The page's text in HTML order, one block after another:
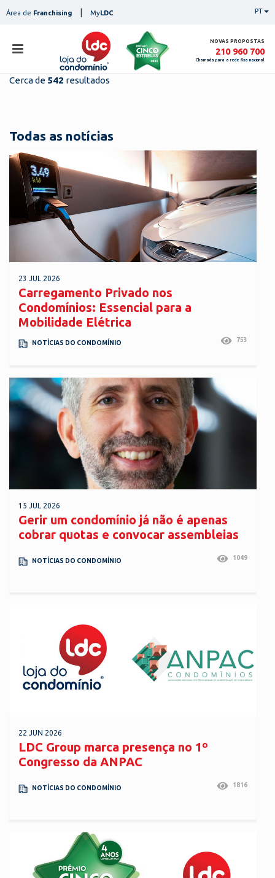
toÁrea de Franchising MyLDC PT
NOVAS PROPOSTAS
210 960 700
Chamada para a rede fixa nacional
notícias
contactos
Cerca de 542 resultados
Todas as notícias
23 JUL 2026
Carregamento Privado nos
Condomínios: Essencial para a
Mobilidade Elétrica
NOTÍCIAS DO CONDOMÍNIO 753
15 JUL 2026
Gerir um condomínio já não é apenas
cobrar quotas e convocar assembleias
NOTÍCIAS DO CONDOMÍNIO 1049
22 JUN 2026
LDC Group marca presença no 1º
Congresso da ANPAC
NOTÍCIAS DO CONDOMÍNIO 1816